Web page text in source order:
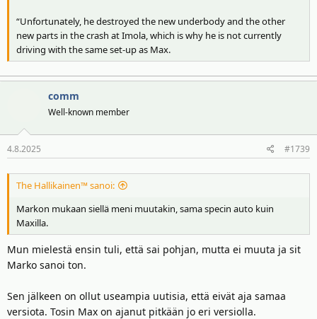
“Unfortunately, he destroyed the new underbody and the other
new parts in the crash at Imola, which is why he is not currently
driving with the same set-up as Max.
comm
Well-known member
4.8.2025 #1739
The Hallikainen™ sanoi:
Markon mukaan siellä meni muutakin, sama specin auto kuin
Maxilla.
Mun mielestä ensin tuli, että sai pohjan, mutta ei muuta ja sit
Marko sanoi ton.
Sen jälkeen on ollut useampia uutisia, että eivät aja samaa
versiota. Tosin Max on ajanut pitkään jo eri versiolla.